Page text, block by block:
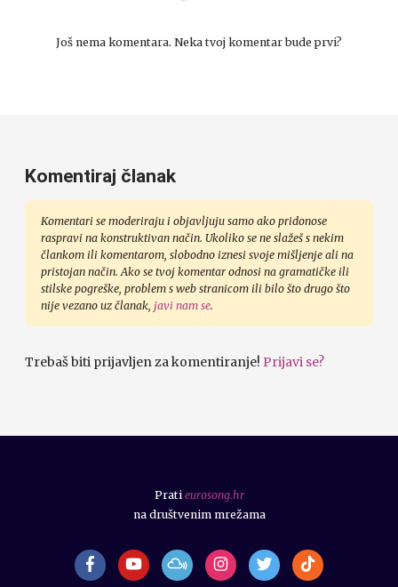
Još nema komentara. Neka tvoj komentar bude prvi?
Komentiraj članak
Komentari se moderiraju i objavljuju samo ako pridonose
raspravi na konstruktivan način. Ukoliko se ne slažeš s nekim
člankom ili komentarom, slobodno iznesi svoje mišljenje ali na
pristojan način. Ako se tvoj komentar odnosi na gramatičke ili
stilske pogreške, problem s web stranicom ili bilo što drugo što
nije vezano uz članak, javi nam se.
Trebaš biti prijavljen za komentiranje! Prijavi se?
Prati eurosong.hr
na društvenim mrežama